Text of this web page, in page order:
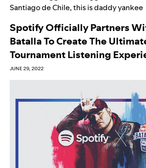
Santiago de Chile,this is daddy yankee
Spotify Officially Partners
Batalla To Create The
Tournament Listening
JUNE 29, 2022